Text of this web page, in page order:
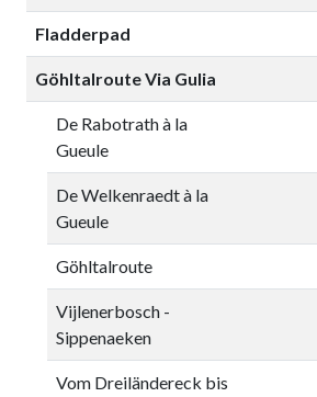
Fladderpad
Göhltalroute Via Gulia
De Rabotrath à la
Gueule
De Welkenraedt à la
Gueule
Göhltalroute
Vijlenerbosch -
Sippenaeken
Vom Dreiländereck bis